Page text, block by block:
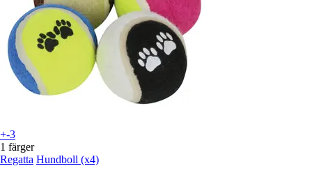
+-3
1 färger
Regatta Hundboll (x4)